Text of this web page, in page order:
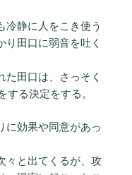
冷静に人をこき使う
り田口に弱音を吐く
た田口は、さっそく
る決定をする。
効果や同意があっ
々と出てくるが、攻